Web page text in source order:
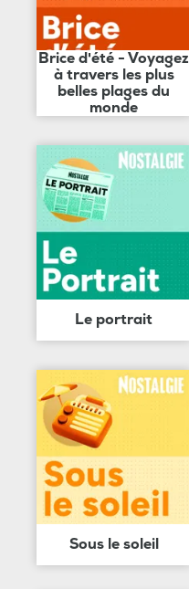
Brice d'été - Voyagez
à travers les plus
belles plages du
monde
Le portrait
Sous le soleil